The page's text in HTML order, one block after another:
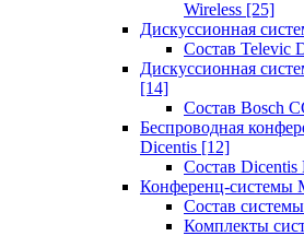
Wireless [25]
Дискуссионная
Состав Televic
Дискуссионная
[14]
Состав Bosch
Беспроводная
Dicentis [12]
Состав Dicentis
Конференц-системы
Состав
Комплекты